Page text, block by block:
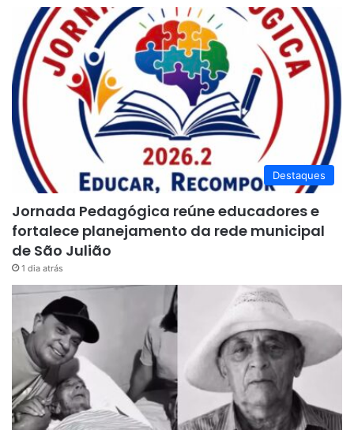
Destaques
Jornada Pedagógica reúne educadores e
fortalece planejamento da rede municipal
de São Julião
1 dia atrás